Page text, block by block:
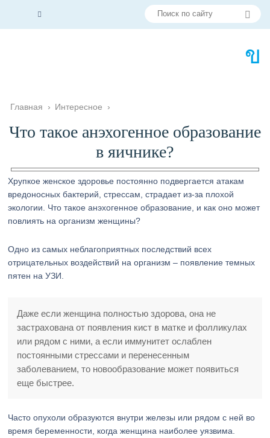
Главная › Интересное ›
Что такое анэхогенное образование
в яичнике?
Хрупкое женское здоровье постоянно подвергается атакам
вредоносных бактерий, стрессам, страдает из-за плохой
экологии. Что такое анэхогенное образование, и как оно может
повлиять на организм женщины?
Одно из самых неблагоприятных последствий всех
отрицательных воздействий на организм – появление темных
пятен на УЗИ.
Даже если женщина полностью здорова, она не
застрахована от появления кист в матке и фолликулах
или рядом с ними, а если иммунитет ослаблен
постоянными стрессами и перенесенным
заболеванием, то новообразование может появиться
еще быстрее.
Часто опухоли образуются внутри железы или рядом с ней во
время беременности, когда женщина наиболее уязвима.